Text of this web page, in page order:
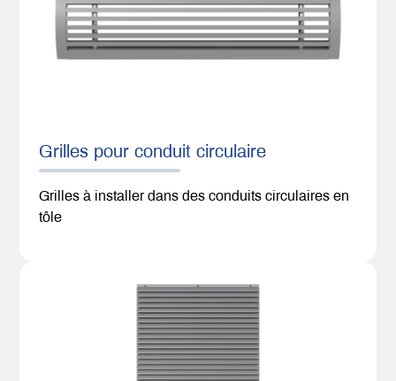
Grilles pour conduit circulaire
Grilles à installer dans des conduits circulaires en
tôle